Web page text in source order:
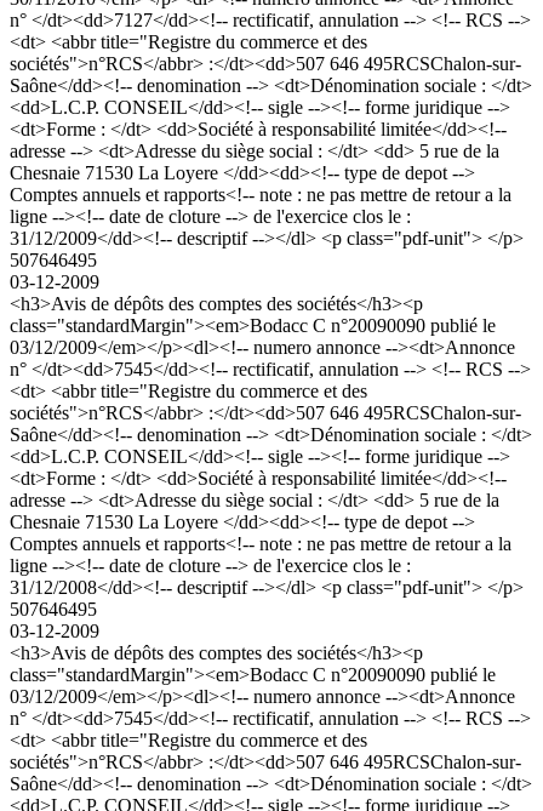
n° </dt><dd>7127</dd><!-- rectificatif, annulation --> <!-- RCS -->
<dt> <abbr title="Registre du commerce et des
sociétés">n°RCS</abbr> :</dt><dd>507 646 495RCSChalon-sur-
Saône</dd><!-- denomination --> <dt>Dénomination sociale : </dt>
<dd>L.C.P. CONSEIL</dd><!-- sigle --><!-- forme juridique -->
<dt>Forme : </dt> <dd>Société à responsabilité limitée</dd><!--
adresse --> <dt>Adresse du siège social : </dt> <dd> 5 rue de la
Chesnaie 71530 La Loyere </dd><dd><!-- type de depot -->
Comptes annuels et rapports<!-- note : ne pas mettre de retour a la
ligne --><!-- date de cloture --> de l'exercice clos le :
31/12/2009</dd><!-- descriptif --></dl> <p class="pdf-unit"> </p>
507646495
03-12-2009
<h3>Avis de dépôts des comptes des sociétés</h3><p
class="standardMargin"><em>Bodacc C n°20090090 publié le
03/12/2009</em></p><dl><!-- numero annonce --><dt>Annonce
n° </dt><dd>7545</dd><!-- rectificatif, annulation --> <!-- RCS -->
<dt> <abbr title="Registre du commerce et des
sociétés">n°RCS</abbr> :</dt><dd>507 646 495RCSChalon-sur-
Saône</dd><!-- denomination --> <dt>Dénomination sociale : </dt>
<dd>L.C.P. CONSEIL</dd><!-- sigle --><!-- forme juridique -->
<dt>Forme : </dt> <dd>Société à responsabilité limitée</dd><!--
adresse --> <dt>Adresse du siège social : </dt> <dd> 5 rue de la
Chesnaie 71530 La Loyere </dd><dd><!-- type de depot -->
Comptes annuels et rapports<!-- note : ne pas mettre de retour a la
ligne --><!-- date de cloture --> de l'exercice clos le :
31/12/2008</dd><!-- descriptif --></dl> <p class="pdf-unit"> </p>
507646495
03-12-2009
<h3>Avis de dépôts des comptes des sociétés</h3><p
class="standardMargin"><em>Bodacc C n°20090090 publié le
03/12/2009</em></p><dl><!-- numero annonce --><dt>Annonce
n° </dt><dd>7545</dd><!-- rectificatif, annulation --> <!-- RCS -->
<dt> <abbr title="Registre du commerce et des
sociétés">n°RCS</abbr> :</dt><dd>507 646 495RCSChalon-sur-
Saône</dd><!-- denomination --> <dt>Dénomination sociale : </dt>
<dd>L.C.P. CONSEIL</dd><!-- sigle --><!-- forme juridique -->